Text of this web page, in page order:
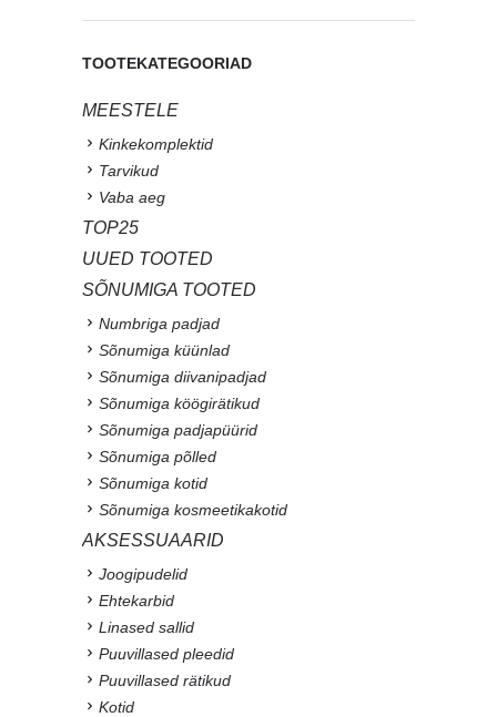
TOOTEKATEGOORIAD
MEESTELE
Kinkekomplektid
Tarvikud
Vaba aeg
TOP25
UUED TOOTED
SÕNUMIGA TOOTED
Numbriga padjad
Sõnumiga küünlad
Sõnumiga diivanipadjad
Sõnumiga köögirätikud
Sõnumiga padjapüürid
Sõnumiga põlled
Sõnumiga kotid
Sõnumiga kosmeetikakotid
AKSESSUAARID
Joogipudelid
Ehtekarbid
Linased sallid
Puuvillased pleedid
Puuvillased rätikud
Kotid